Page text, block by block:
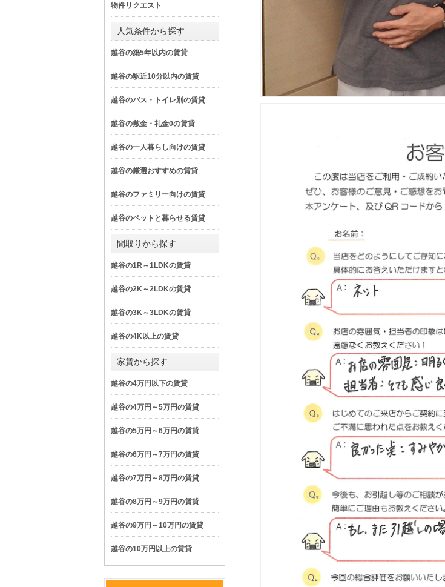
物件リクエスト
人気条件から探す
越谷の築5年以内の賃貸
越谷の駅近10分以内の賃貸
越谷のバス・トイレ別の賃貸
越谷の敷金・礼金0の賃貸
越谷の一人暮らし向けの賃貸
越谷の厳選おすすめの賃貸
越谷のファミリー向けの賃貸
越谷のペットと暮らせる賃貸
間取りから探す
越谷の1R～1LDKの賃貸
越谷の2K～2LDKの賃貸
越谷の3K～3LDKの賃貸
越谷の4K以上の賃貸
家賃から探す
越谷の4万円以下の賃貸
越谷の4万円～5万円の賃貸
越谷の5万円～6万円の賃貸
越谷の6万円～7万円の賃貸
越谷の7万円～8万円の賃貸
越谷の8万円～9万円の賃貸
越谷の9万円～10万円の賃貸
越谷の10万円以上の賃貸